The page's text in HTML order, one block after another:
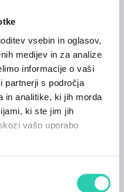
vsebin in oglasov,
medijev in za analize
informacije o vaši
partnerji s področja
in analitike, ki jih morda
ki ste jim jih
vašo uporabo
nam ponuja
prostorna
ali šestim do
hiše je opremljena s
nam daje občutek
apartmaja sta
čemer so bivalni
spalnice in kopalnice